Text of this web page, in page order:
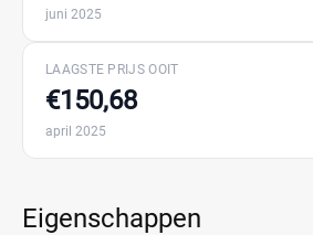
juni 2025
LAAGSTE PRIJS OOIT
€150,68
april 2025
Eigenschappen